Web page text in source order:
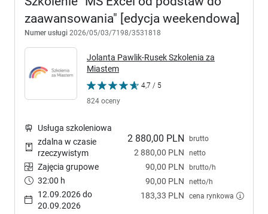
zaawansowania" [edycja weekendowa]
Numer usługi 2026/05/03/7198/3531818
Jolanta Pawlik-Rusek Szkolenia za
Miastem
4,7 / 5
824 oceny
2 880,00 PLN brutto
2 880,00 PLN netto
90,00 PLN brutto/h
90,00 PLN netto/h
183,33 PLN cena rynkowa
Usługa szkoleniowa
zdalna w czasie
rzeczywistym
Zajęcia grupowe
32:00 h
12.09.2026 do
20.09.2026